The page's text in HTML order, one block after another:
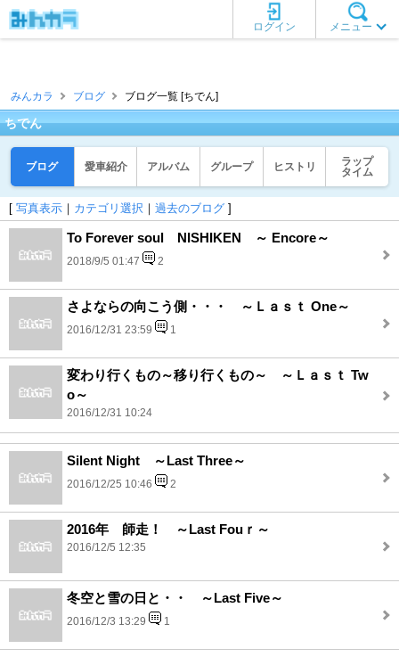
メニュー
ログイン
みんカラ ブログ ブログ一覧 [ちでん]
ちでん
ブログ 愛車紹介 アルバム グループ ヒストリ
ラップ
タイム
[ 写真表示 ｜ カテゴリ選択 ｜ 過去のブログ ]
To Forever soul NISHIKEN ～ Encore～
2018/9/5 01:47 2
さよならの向こう側・・・ ～Ｌａｓｔ One～
2016/12/31 23:59 1
変わり行くもの～移り行くもの～ ～Ｌａｓｔ Tw
o～
2016/12/31 10:24
Silent Night ～Last Three～
2016/12/25 10:46 2
2016年 師走！ ～Last Fouｒ～
2016/12/5 12:35
冬空と雪の日と・・ ～Last Five～
2016/12/3 13:29 1